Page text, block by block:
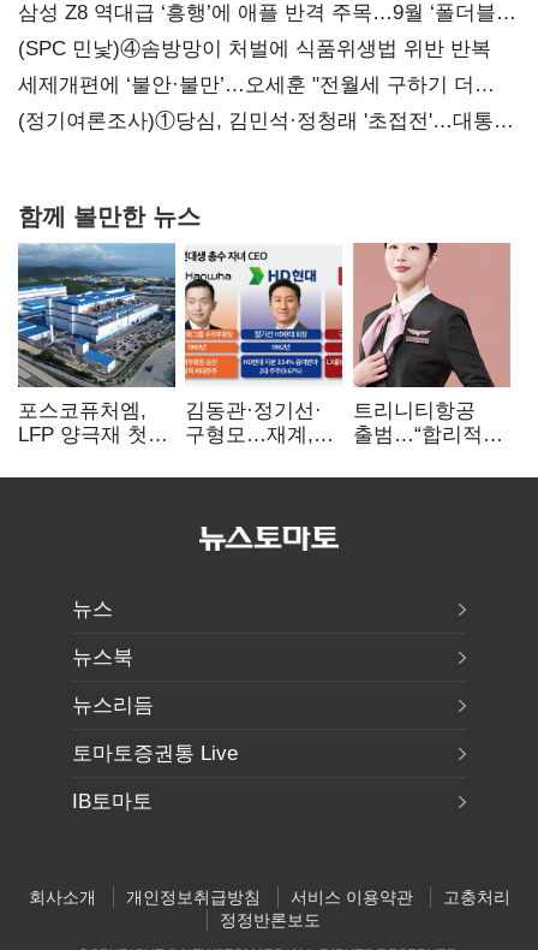
삼성 Z8 역대급 ‘흥행’에 애플 반격 주목…9월 ‘폴더블
대전’
(SPC 민낯)④솜방망이 처벌에 식품위생법 위반 반복
세제개편에 ‘불안·불만’…오세훈 "전월세 구하기 더
힘들어질 것"
(정기여론조사)①당심, 김민석·정청래 '초접전'…대통령
함께 볼만한 뉴스
포스코퓨처엠,
LFP 양극재 첫
ESS 시장 공략
김동관·정기선·
구형모…재계,
전성시대
트리니티항공
출범…“합리적
서비스로 승부”
뉴스
뉴스북
뉴스리듬
토마토증권통 Live
IB토마토
회사소개 개인정보취급방침 서비스 이용약관
고충처리
정정반론보도